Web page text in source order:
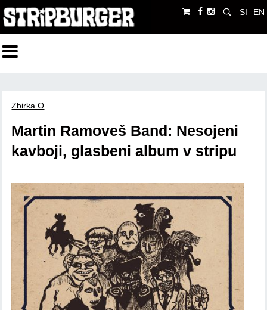
SI EN
Zbirka O
Martin Ramoveš Band: Nesojeni
kavboji, glasbeni album v stripu